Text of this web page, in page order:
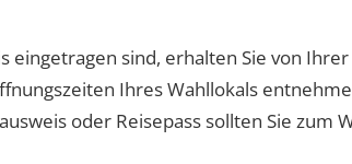
eingetragen sind, erhalten Sie von
Ihres Wahllokals
oder Reisepass sollten Sie zum